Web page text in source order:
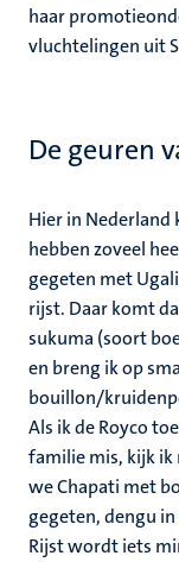
haar
vluchtelingen uit
De geuren
Hier in Nederland
hebben zoveel
gegeten met
rijst. Daar komt
sukuma (soort
en breng ik op
bouillon/
Als ik de Royco
familie mis, kijk ik
we Chapati met
gegeten, dengu
Rijst wordt iets